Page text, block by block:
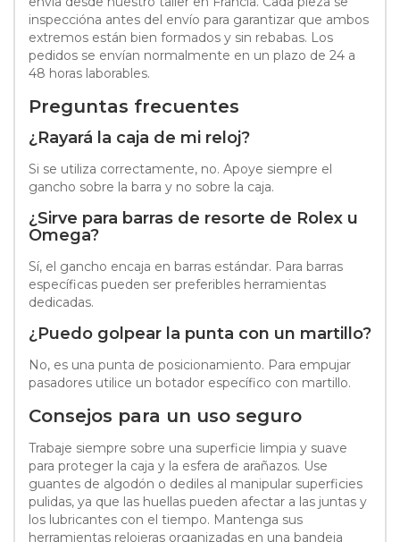
inspeccióna antes del envío para garantizar que ambos
extremos están bien formados y sin rebabas. Los
pedidos se envían normalmente en un plazo de 24 a
48 horas laborables.
Preguntas frecuentes
¿Rayará la caja de mi reloj?
Si se utiliza correctamente, no. Apoye siempre el
gancho sobre la barra y no sobre la caja.
¿Sirve para barras de resorte de Rolex u
Omega?
Sí, el gancho encaja en barras estándar. Para barras
específicas pueden ser preferibles herramientas
dedicadas.
¿Puedo golpear la punta con un martillo?
No, es una punta de posicionamiento. Para empujar
pasadores utilice un botador específico con martillo.
Consejos para un uso seguro
Trabaje siempre sobre una superficie limpia y suave
para proteger la caja y la esfera de arañazos. Use
guantes de algodón o dediles al manipular superficies
pulidas, ya que las huellas pueden afectar a las juntas y
los lubricantes con el tiempo. Mantenga sus
herramientas relojeras organizadas en una bandeja